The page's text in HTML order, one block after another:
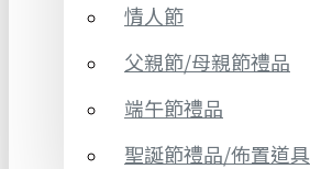
情人節
父親節/母親節禮品
端午節禮品
聖誕節禮品/佈置道具